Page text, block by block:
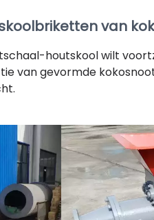
van
houtskool wilt
van gevormde